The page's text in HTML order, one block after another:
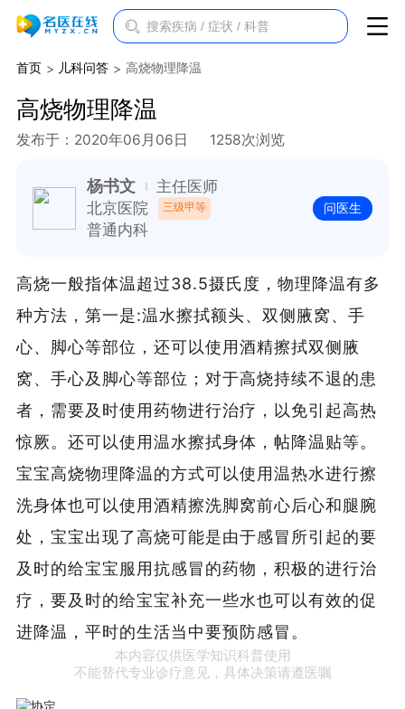
首页 儿科问答 高烧物理降温
高烧物理降温
发布于：2020年06月06日 1258次浏览
杨书文
主任医师
北京医院
三级甲等
普通内科
问医生
高烧一般指体温超过38.5摄氏度，物理降温有多
种方法，第一是:温水擦拭额头、双侧腋窝、手
心、脚心等部位，还可以使用酒精擦拭双侧腋
窝、手心及脚心等部位；对于高烧持续不退的患
者，需要及时使用药物进行治疗，以免引起高热
惊厥。还可以使用温水擦拭身体，帖降温贴等。
宝宝高烧物理降温的方式可以使用温热水进行擦
洗身体也可以使用酒精擦洗脚窝前心后心和腿腕
处，宝宝出现了高烧可能是由于感冒所引起的要
及时的给宝宝服用抗感冒的药物，积极的进行治
疗，要及时的给宝宝补充一些水也可以有效的促
进降温，平时的生活当中要预防感冒。
本内容仅供医学知识科普使用
不能替代专业诊疗意见，具体决策请遵医嘱